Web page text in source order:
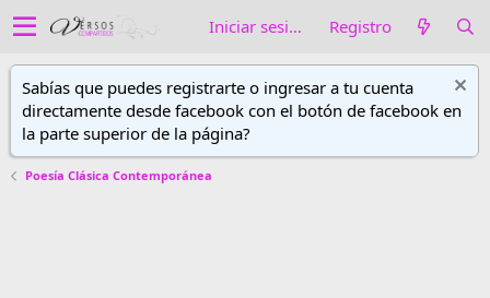
Iniciar sesión Registro
Sabías que puedes registrarte o ingresar a tu cuenta
directamente desde facebook con el botón de facebook en
la parte superior de la página?
Poesía Clásica Contemporánea